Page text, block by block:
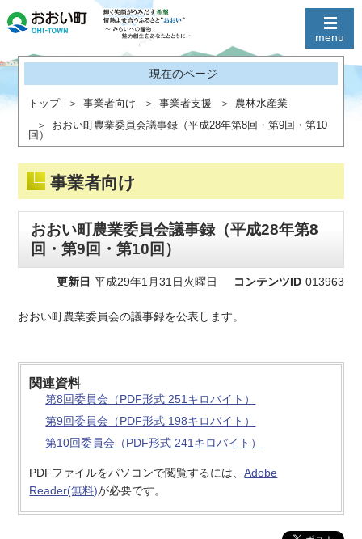
現在のページ
トップ 事業者向け 事業者支援
農林水産業
おおい町農業委員会議事録（平成28年第8回・第9回・第10
回）
事業者向け
おおい町農業委員会議事録（平成28年第8
回・第9回・第10回）
更新日 平成29年1月31日火曜日 コンテンツID 013963
おおい町農業委員会の議事録を公表します。
関連資料
第8回委員会（PDF形式 251キロバイト）
第9回委員会（PDF形式 198キロバイト）
第10回委員会（PDF形式 241キロバイト）
PDFファイルをパソコンで閲覧するには、Adobe
Reader(無料)が必要です。